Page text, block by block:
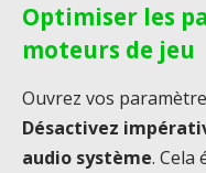
Optimiser les
moteurs de jeu
Ouvrez vos
Désactivez
audio système. Cela